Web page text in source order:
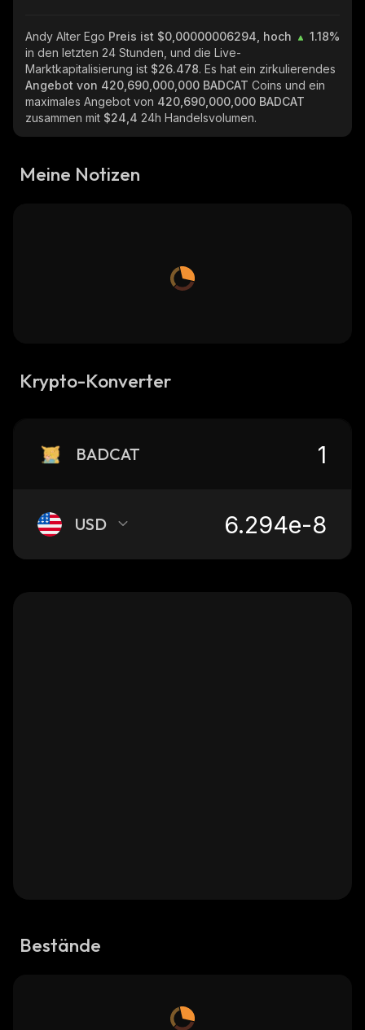
Andy Alter Ego Preis ist $0,00000006294, hoch
1.18%
in den letzten 24 Stunden, und die Live-
Marktkapitalisierung ist $26.478. Es hat ein zirkulierendes
Angebot von 420,690,000,000 BADCAT Coins und ein
maximales Angebot von 420,690,000,000 BADCAT
zusammen mit $24,4 24h Handelsvolumen.
Meine Notizen
Krypto-Konverter
BADCAT
USD
Bestände